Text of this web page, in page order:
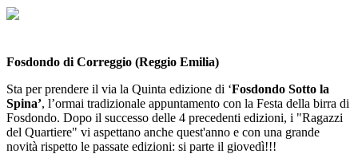
Fosdondo di Correggio (Reggio Emilia)
Sta per prendere il via la Quinta edizione di ‘Fosdondo Sotto la
Spina’, l’ormai tradizionale appuntamento con la Festa della birra di
Fosdondo. Dopo il successo delle 4 precedenti edizioni, i "Ragazzi
del Quartiere" vi aspettano anche quest'anno e con una grande
novità rispetto le passate edizioni: si parte il giovedì!!!